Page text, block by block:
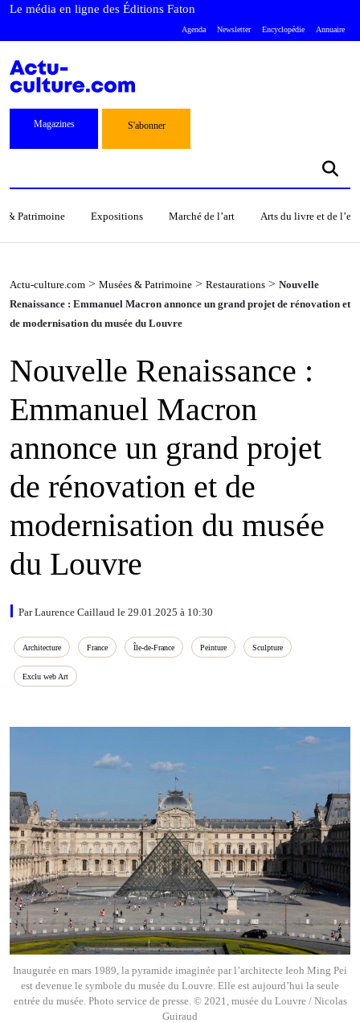
Le média en ligne des Éditions Faton
Agenda Newsletter Encyclopédie Annuaire
Magazines S'abonner
& Patrimoine Expositions Marché de l’art Arts du livre et de
Actu-culture.com > Musées & Patrimoine > Restaurations > Nouvelle
Renaissance : Emmanuel Macron annonce un grand projet de rénovation et
de modernisation du musée du Louvre
Nouvelle Renaissance :
Emmanuel Macron
annonce un grand projet
de rénovation et de
modernisation du musée
du Louvre
Par Laurence Caillaud le 29.01.2025 à 10:30
Architecture France Île‑de‑France Peinture Sculpture
Exclu web Art
Inaugurée en mars 1989, la pyramide imaginée par l’architecte Ieoh Ming Pei
est devenue le symbole du musée du Louvre. Elle est aujourd’hui la seule
entrée du musée. Photo service de presse. © 2021, musée du Louvre / Nicolas
Guiraud